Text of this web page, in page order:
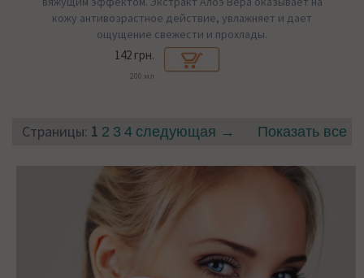
кожу антивозрастное действие, увлажняет и дает
ощущение свежести и прохлады.
142 грн.
200 мл
Страницы: 1 2 3 4 следующая → Показать все